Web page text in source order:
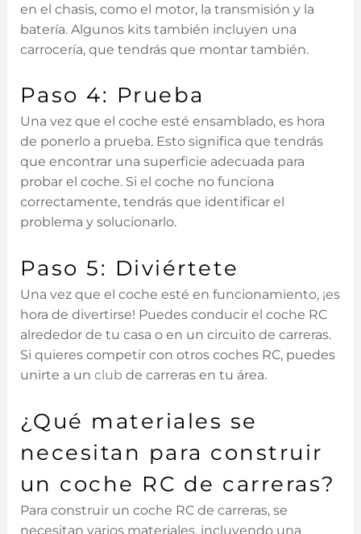
en el chasis, como el motor, la transmisión y la
batería. Algunos kits también incluyen una
carrocería, que tendrás que montar también.
Paso 4: Prueba
Una vez que el coche esté ensamblado, es hora
de ponerlo a prueba. Esto significa que tendrás
que encontrar una superficie adecuada para
probar el coche. Si el coche no funciona
correctamente, tendrás que identificar el
problema y solucionarlo.
Paso 5: Diviértete
Una vez que el coche esté en funcionamiento, ¡es
hora de divertirse! Puedes conducir el coche RC
alrededor de tu casa o en un circuito de carreras.
Si quieres competir con otros coches RC, puedes
unirte a un club de carreras en tu área.
¿Qué materiales se
necesitan para construir
un coche RC de carreras?
Para construir un coche RC de carreras, se
necesitan varios materiales, incluyendo una